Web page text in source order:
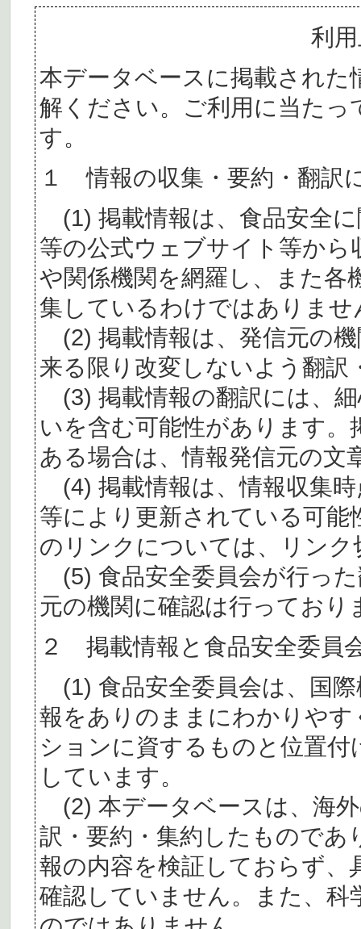
利
本データベースに掲載された
解ください。ご利用に当た
す。
１ 情報の収集・要約・翻訳
(1) 掲載情報は、食品安全
等の公式ウェブサイト等か
や関係機関を網羅し、また各
集しているわけではありませ
(2) 掲載情報は、発信元の
来る限り改変しないよう翻訳
(3) 掲載情報の翻訳には、
いを含む可能性があります。
ある場合は、情報発信元の文
(4) 掲載情報は、情報収集
等により更新されている可
のリンクについては、リン
(5) 食品安全委員会が行っ
元の機関に確認は行っており
２ 掲載情報と食品安全委員
(1) 食品安全委員会は、国
報をありのままにわかりや
ションに資するものと位置
しています。
(2) 本データベースは、海
訳・要約・集約したものであ
報の内容を検証しておらず、
確認していません。また、